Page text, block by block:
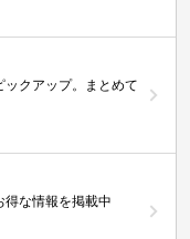
ックアップ。まとめて
得な情報を掲載中